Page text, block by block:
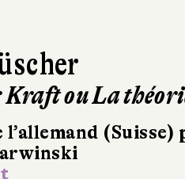
ou La
(Suisse)